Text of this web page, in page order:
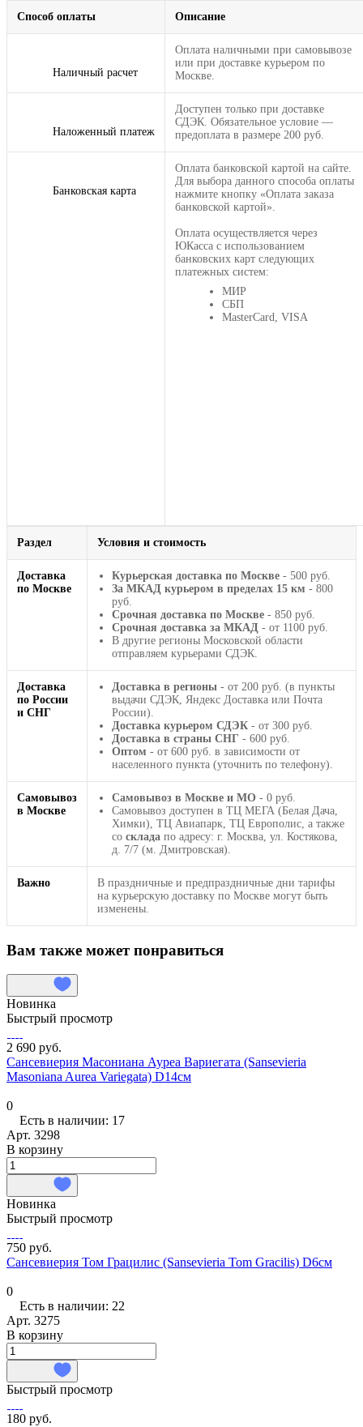
Способ оплаты Описание
Наличный расчет
Оплата наличными при самовывозе
или при доставке курьером по
Москве.
Наложенный платеж
Доступен только при доставке
СДЭК. Обязательное условие —
предоплата в размере 200 руб.
Банковская карта
Оплата банковской картой на сайте.
Для выбора данного способа оплаты
нажмите кнопку «Оплата заказа
банковской картой».
Оплата осуществляется через
ЮКасса с использованием
банковских карт следующих
платежных систем:
МИР
СБП
MasterCard, VISA
Раздел Условия и стоимость
Доставка
по Москве
Курьерская доставка по Москве - 500 руб.
За МКАД курьером в пределах 15 км - 800
руб.
Срочная доставка по Москве - 850 руб.
Срочная доставка за МКАД - от 1100 руб.
В другие регионы Московской области
отправляем курьерами СДЭК.
Доставка
по России
и СНГ
Доставка в регионы - от 200 руб. (в пункты
выдачи СДЭК, Яндекс Доставка или Почта
России).
Доставка курьером СДЭК - от 300 руб.
Доставка в страны СНГ - 600 руб.
Оптом - от 600 руб. в зависимости от
населенного пункта (уточнить по телефону).
Самовывоз
в Москве
Самовывоз в Москве и МО - 0 руб.
Самовывоз доступен в ТЦ МЕГА (Белая Дача,
Химки), ТЦ Авиапарк, ТЦ Европолис, а также
со склада по адресу: г. Москва, ул. Костякова,
д. 7/7 (м. Дмитровская).
Важно
В праздничные и предпраздничные дни тарифы
на курьерскую доставку по Москве могут быть
изменены.
Вам также может понравиться
Новинка
Быстрый просмотр
2 690 руб.
Сансевиерия Масониана Ауреа Вариегата (Sansevieria
Masoniana Aurea Variegata) D14см
0
Есть в наличии: 17
Арт. 3298
В корзину
Новинка
Быстрый просмотр
750 руб.
Сансевиерия Том Грацилис (Sansevieria Tom Gracilis) D6см
0
Есть в наличии: 22
Арт. 3275
В корзину
Быстрый просмотр
180 руб.